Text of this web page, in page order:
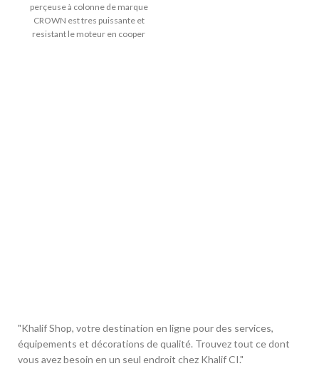
perçeuse à colonne de marque
CROWN est tres puissante et
resistant le moteur en cooper
"Khalif Shop, votre destination en ligne pour des services,
équipements et décorations de qualité. Trouvez tout ce dont
vous avez besoin en un seul endroit chez Khalif CI."